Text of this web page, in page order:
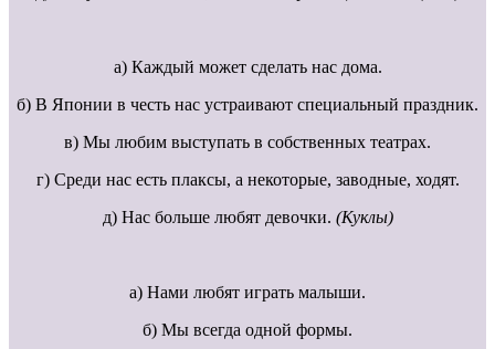
а) Каждый может сделать нас дома.
б) В Японии в честь нас устраивают специальный праздник.
в) Мы любим выступать в собственных театрах.
г) Среди нас есть плаксы, а некоторые, заводные, ходят.
д) Нас больше любят девочки. (Куклы)
а) Нами любят играть малыши.
б) Мы всегда одной формы.